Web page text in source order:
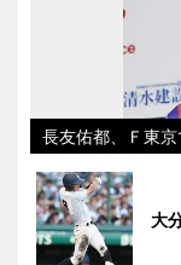
長友佑都、Ｆ東
大